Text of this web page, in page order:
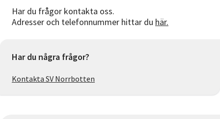
Har du frågor kontakta oss.
Adresser och telefonnummer hittar du här.
Har du några frågor?
Kontakta SV Norrbotten